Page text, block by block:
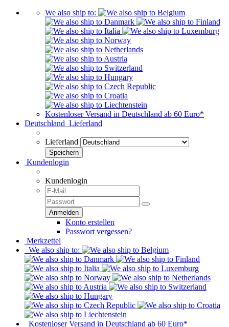
We also ship to:
Kostenloser Versand in Deutschland ab 60 Euro*
Deutschland Lieferland
Lieferland
Kundenlogin
Kundenlogin
Konto erstellen
Passwort vergessen?
Merkzettel
We also ship to:
Kostenloser Versand in Deutschland ab 60 Euro*